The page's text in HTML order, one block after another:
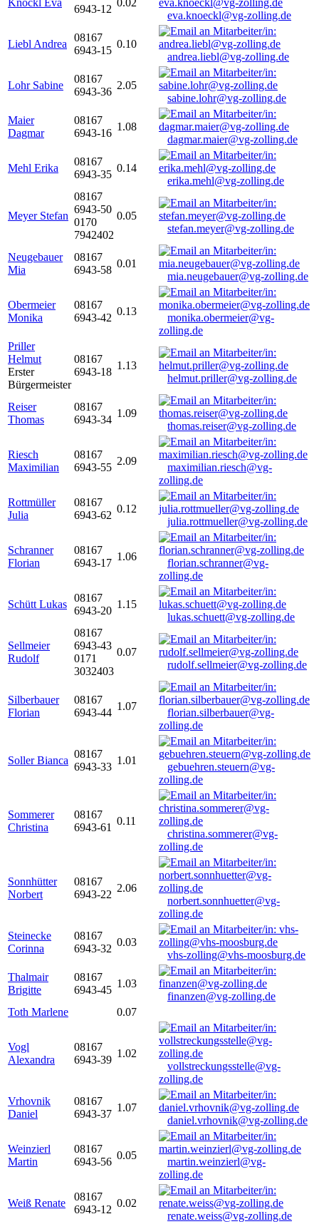
Knöckl Eva
6943-12
0.02
eva.knoeckl@vg-zolling.de
Liebl Andrea
08167
6943-15
0.10
andrea.liebl@vg-zolling.de
Lohr Sabine
08167
6943-36
2.05
sabine.lohr@vg-zolling.de
Maier
Dagmar
08167
6943-16
1.08
dagmar.maier@vg-zolling.de
Mehl Erika
08167
6943-35
0.14
erika.mehl@vg-zolling.de
Meyer Stefan
08167
6943-50
0170
7942402
0.05
stefan.meyer@vg-zolling.de
Neugebauer
Mia
08167
6943-58
0.01
mia.neugebauer@vg-zolling.de
Obermeier
Monika
08167
6943-42
0.13
monika.obermeier@vg-
zolling.de
Priller
Helmut
Erster
Bürgermeister
08167
6943-18
1.13
helmut.priller@vg-zolling.de
Reiser
Thomas
08167
6943-34
1.09
thomas.reiser@vg-zolling.de
Riesch
Maximilian
08167
6943-55
2.09
maximilian.riesch@vg-
zolling.de
Rottmüller
Julia
08167
6943-62
0.12
julia.rottmueller@vg-zolling.de
Schranner
Florian
08167
6943-17
1.06
florian.schranner@vg-
zolling.de
Schütt Lukas
08167
6943-20
1.15
lukas.schuett@vg-zolling.de
Sellmeier
Rudolf
08167
6943-43
0171
3032403
0.07
rudolf.sellmeier@vg-zolling.de
Silberbauer
Florian
08167
6943-44
1.07
florian.silberbauer@vg-
zolling.de
Soller Bianca
08167
6943-33
1.01
gebuehren.steuern@vg-
zolling.de
Sommerer
Christina
08167
6943-61
0.11
christina.sommerer@vg-
zolling.de
Sonnhütter
Norbert
08167
6943-22
2.06
norbert.sonnhuetter@vg-
zolling.de
Steinecke
Corinna
08167
6943-32
0.03
vhs-zolling@vhs-moosburg.de
Thalmair
Brigitte
08167
6943-45
1.03
finanzen@vg-zolling.de
Toth Marlene
0.07
Vogl
Alexandra
08167
6943-39
1.02
vollstreckungsstelle@vg-
zolling.de
Vrhovnik
Daniel
08167
6943-37
1.07
daniel.vrhovnik@vg-zolling.de
Weinzierl
Martin
08167
6943-56
0.05
martin.weinzierl@vg-
zolling.de
Weiß Renate
08167
6943-12
0.02
renate.weiss@vg-zolling.de